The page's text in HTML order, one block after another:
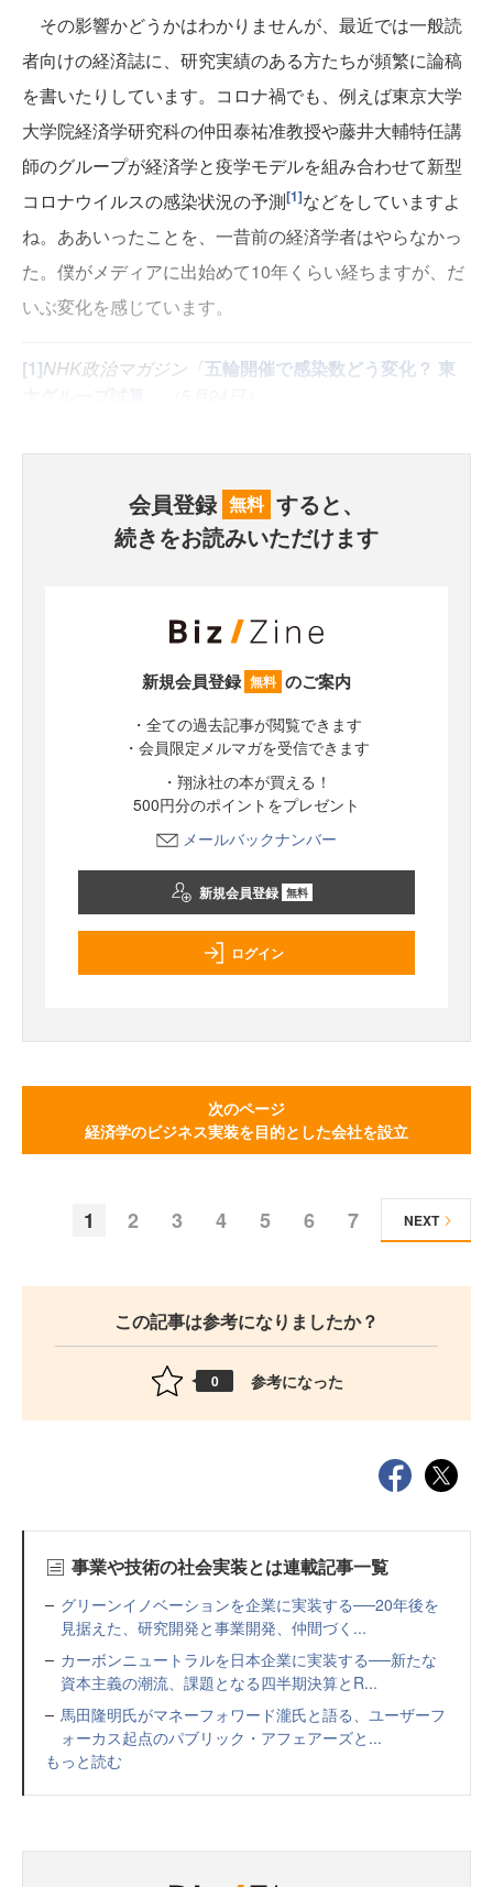
その影響かどうかはわかりませんが、最近では一般読
者向けの経済誌に、研究実績のある方たちが頻繁に論稿
を書いたりしています。コロナ禍でも、例えば東京大学
大学院経済学研究科の仲田泰祐准教授や藤井大輔特任講
師のグループが経済学と疫学モデルを組み合わせて新型
コロナウイルスの感染状況の予測[1]などをしていますよ
ね。ああいったことを、一昔前の経済学者はやらなかっ
た。僕がメディアに出始めて10年くらい経ちますが、だ
いぶ変化を感じています。
[1]NHK政治マガジン「五輪開催で感染数どう変化？ 東
会員登録 無料 すると、
続きをお読みいただけます
新規会員登録 無料 のご案内
・全ての過去記事が閲覧できます
・会員限定メルマガを受信できます
・翔泳社の本が買える！
500円分のポイントをプレゼント
メールバックナンバー
新規会員登録 無料
ログイン
次のページ
経済学のビジネス実装を目的とした会社を設立
1 2 3 4 5 6 7 NEXT
この記事は参考になりましたか？
0 参考になった
事業や技術の社会実装とは連載記事一覧
グリーンイノベーションを企業に実装する──20年後を
見据えた、研究開発と事業開発、仲間づく...
カーボンニュートラルを日本企業に実装する──新たな
資本主義の潮流、課題となる四半期決算とR...
馬田隆明氏がマネーフォワード瀧氏と語る、ユーザーフ
ォーカス起点のパブリック・アフェアーズと...
もっと読む